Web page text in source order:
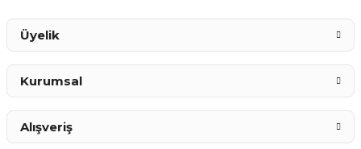
Üyelik
Kurumsal
Alışveriş